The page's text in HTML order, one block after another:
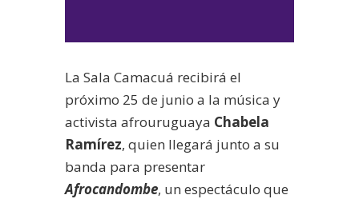
La Sala Camacuá recibirá el
próximo 25 de junio a la música y
activista afrouruguaya Chabela
Ramírez, quien llegará junto a su
banda para presentar
Afrocandombe, un espectáculo que